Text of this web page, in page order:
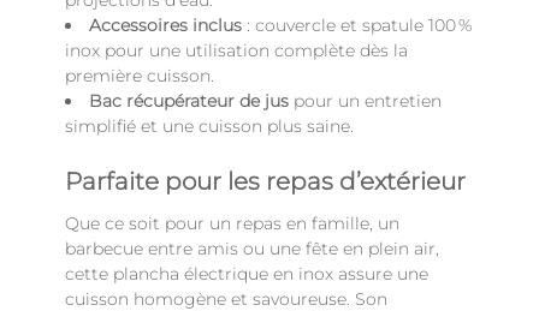
Accessoires inclus : couvercle et spatule 100 %
inox pour une utilisation complète dès la
première cuisson.
Bac récupérateur de jus pour un entretien
simplifié et une cuisson plus saine.
Parfaite pour les repas d’extérieur
Que ce soit pour un repas en famille, un
barbecue entre amis ou une fête en plein air,
cette plancha électrique en inox assure une
cuisson homogène et savoureuse. Son